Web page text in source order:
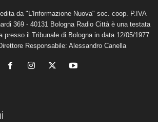
da "L'Informazione Nuova" soc. coop. P.IVA
369 - 40131 Bologna Radio Città è una testata
presso il Tribunale di Bologna in data 12/05/1977
Responsabile: Alessandro Canella